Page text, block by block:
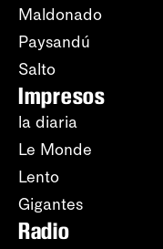
Maldonado
Paysandú
Salto
Impresos
la diaria
Le Monde
Lento
Gigantes
Radio